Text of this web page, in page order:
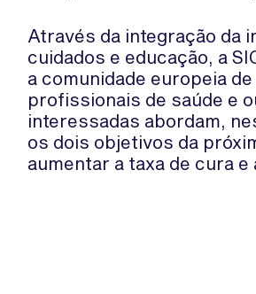
Através da integração da
cuidados e educação, a
a comunidade europeia de
profissionais de saúde e
interessadas abordam,
os dois objetivos da
aumentar a taxa de cura e